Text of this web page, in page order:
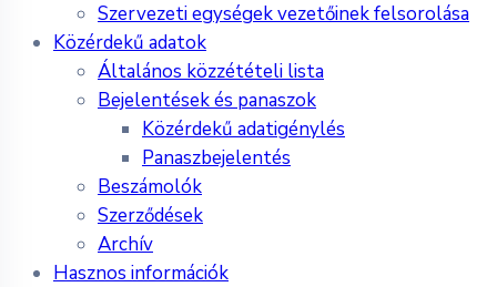
Szervezeti egységek vezetőinek felsorolása
Közérdekű adatok
Általános közzétételi lista
Bejelentések és panaszok
Közérdekű adatigénylés
Panaszbejelentés
Beszámolók
Szerződések
Archív
Hasznos információk